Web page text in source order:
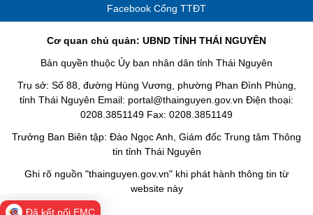
Facebook Cổng TTĐT
Cơ quan chủ quản: UBND TỈNH THÁI NGUYÊN
Bản quyền thuộc Ủy ban nhân dân tỉnh Thái Nguyên
Trụ sở: Số 88, đường Hùng Vương, phường Phan Đình Phùng,
tỉnh Thái Nguyên Email: portal@thainguyen.gov.vn Điện thoại:
0208.3851149 Fax: 0208.3851149
Trưởng Ban Biên tập: Đào Ngọc Anh, Giám đốc Trung tâm Thông
tin tỉnh Thái Nguyên
Ghi rõ nguồn "thainguyen.gov.vn" khi phát hành thông tin từ
website này
Đã kết nối EMC